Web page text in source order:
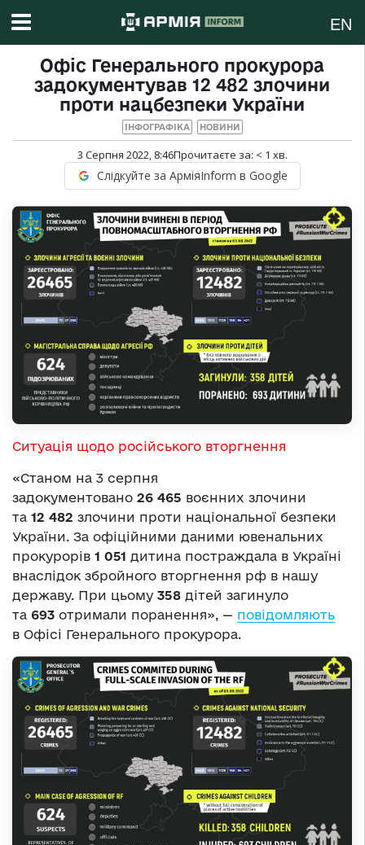
EN
Офіс Генерального прокурора
задокументував 12 482 злочини
проти нацбезпеки України
ІНФОГРАФІКА НОВИНИ
3 Серпня 2022, 8:46Прочитаєте за: < 1 хв.
Слідкуйте за АрміяInform в Google
Ситуація щодо російського вторгнення
«Станом на 3 серпня
задокументовано 26 465 воєнних злочини
та 12 482 злочини проти національної безпеки
України. За офіційними даними ювенальних
прокурорів 1 051 дитина постраждала в Україні
внаслідок збройного вторгнення рф в нашу
державу. При цьому 358 дітей загинуло
та 693 отримали поранення», — повідомляють
в Офісі Генерального прокурора.